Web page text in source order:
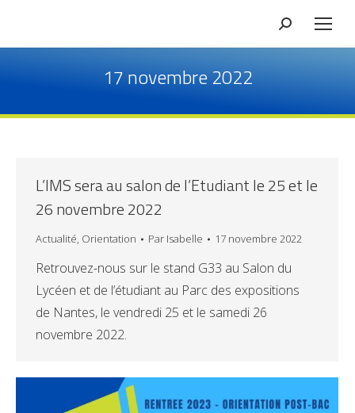
Recherche
17 novembre 2022
L’IMS sera au salon de l’Etudiant le 25 et le
26 novembre 2022
Actualité, Orientation Par Isabelle 17 novembre 2022
Retrouvez-nous sur le stand G33 au Salon du
Lycéen et de l’étudiant au Parc des expositions
de Nantes, le vendredi 25 et le samedi 26
novembre 2022.